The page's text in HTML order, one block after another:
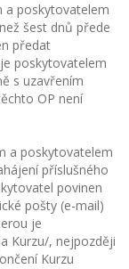
a poskytovatelem
šest dnů přede
předat
poskytovatelem
s uzavřením
OP není
a poskytovatelem
příslušného
povinen
pošty (e-mail)
je
Kurzu/, nejpozději
Kurzu